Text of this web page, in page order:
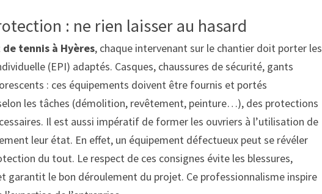
: ne rien laisser au hasard
tennis à Hyères, chaque intervenant sur le chantier doit porter les
(EPI) adaptés. Casques, chaussures de sécurité, gants
: ces équipements doivent être fournis et portés
les tâches (démolition, revêtement, peinture…), des protections
Il est aussi impératif de former les ouvriers à l’utilisation de
leur état. En effet, un équipement défectueux peut se révéler
du tout. Le respect de ces consignes évite les blessures,
garantit le bon déroulement du projet. Ce professionnalisme inspire